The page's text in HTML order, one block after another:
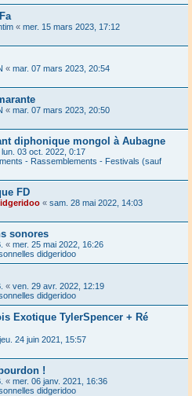
« mer. 15 mars 2023, 17:12
« mar. 07 mars 2023, 20:54
« mar. 07 mars 2023, 20:50
diphonique mongol à Aubagne
lun. 03 oct. 2022, 0:17
- Rassemblements - Festivals (sauf
FD
« sam. 28 mai 2022, 14:03
sonores
« mer. 25 mai 2022, 16:26
didgeridoo
« ven. 29 avr. 2022, 12:19
didgeridoo
Exotique TylerSpencer + Ré
jeu. 24 juin 2021, 15:57
!
« mer. 06 janv. 2021, 16:36
didgeridoo